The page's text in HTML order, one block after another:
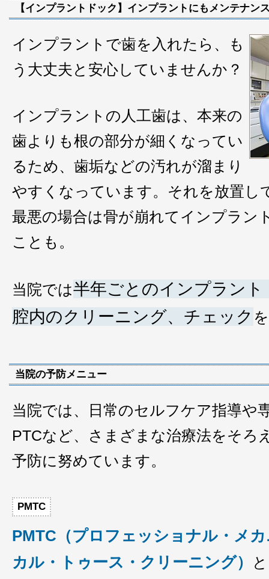
【インプラントドック】インプラントにもメンテナン
インプラントで歯を入れたら、も
う大丈夫と安心していませんか？
インプラントの人工歯は、本来の
歯よりも根の部分が細くなってい
るため、歯垢などの汚れが溜まり
やすくなっています。それを放置し
最悪の場合は骨が崩れてインプラン
ことも。
当院では半年ごとのインプラン
腔内のクリーニング、チェック
当院の予防メニュー
当院では、日常のセルフケア指導や
PTCなど、さまざまな治療法をそろ
予防に努めています。
PMTC
PMTC（プロフェッショナル・メ
カル・トゥース・クリーニング）
と